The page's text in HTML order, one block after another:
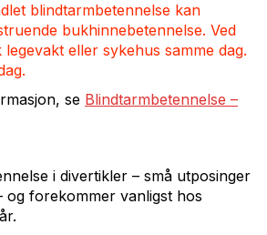
blindtarmbetennelse kan
bukhinnebetennelse. Ved
eller sykehus samme dag.
se Blindtarmbetennelse –
i divertikler – små utposinger
og forekommer vanligst hos